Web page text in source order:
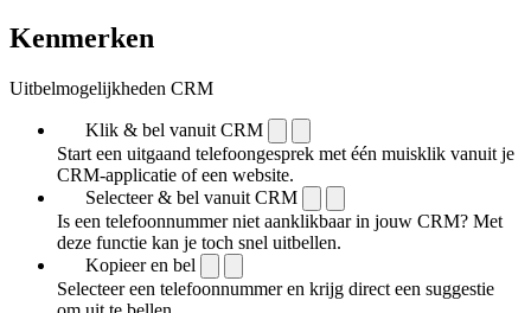
Kenmerken
Uitbelmogelijkheden CRM
Klik & bel vanuit CRM
Start een uitgaand telefoongesprek met één muisklik vanuit je
CRM-applicatie of een website.
Selecteer & bel vanuit CRM
Is een telefoonnummer niet aanklikbaar in jouw CRM? Met
deze functie kan je toch snel uitbellen.
Kopieer en bel
Selecteer een telefoonnummer en krijg direct een suggestie